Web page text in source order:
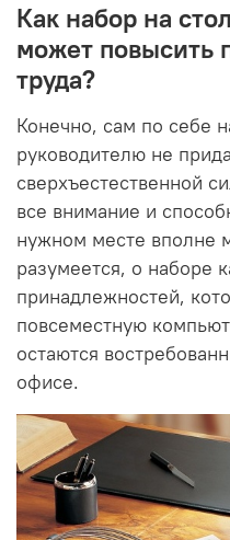
Как набор на
может повысить
труда?
Конечно, сам по себе
руководителю не
сверхъестественной
все внимание и
нужном месте вполне
разумеется, о наборе
принадлежностей,
повсеместную
остаются
офисе.